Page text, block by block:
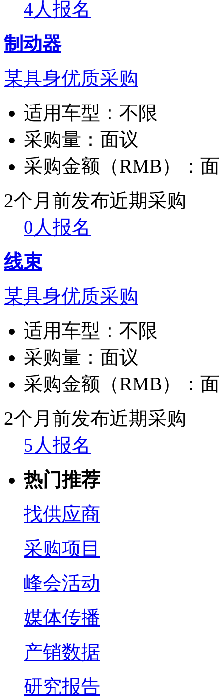
4人报名
制动器
某具身优质采购
适用车型： 不限
采购量： 面议
采购金额（RMB）：
2个月前发布近期采购
0人报名
线束
某具身优质采购
适用车型： 不限
采购量： 面议
采购金额（RMB）：
2个月前发布近期采购
5人报名
热门推荐
找供应商
采购项目
峰会活动
媒体传播
产销数据
研究报告